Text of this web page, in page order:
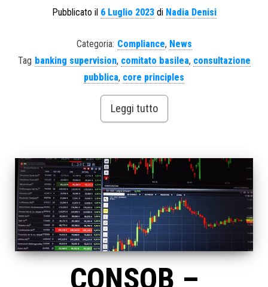
Pubblicato il 6 Luglio 2023di Nadia Denisi
Categoria: Compliance, News
Tag banking supervision, comitato basilea, consultazione
pubblica, core principles
Leggi tutto
CONSOB –